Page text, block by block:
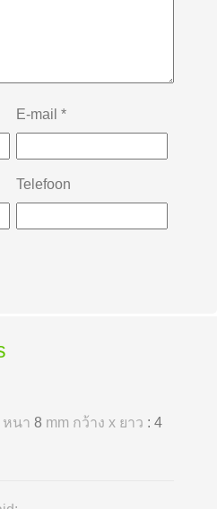
E-mail *
Telefoon
หนา 8 mm กว้าง x ยาว : 4